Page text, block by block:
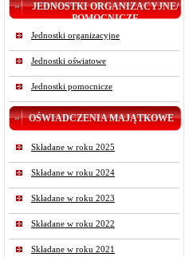
JEDNOSTKI ORGANIZACYJNE/
POMOCNICZE
Jednostki organizacyjne
Jednostki oświatowe
Jednostki pomocnicze
OŚWIADCZENIA MAJĄTKOWE
Składane w roku 2025
Składane w roku 2024
Składane w roku 2023
Składane w roku 2022
Składane w roku 2021